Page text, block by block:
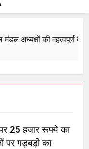
अध्यक्षों की महत्वपूर्ण बैठक
पर 25 हजार रूपये का
पर गड़बड़ी का